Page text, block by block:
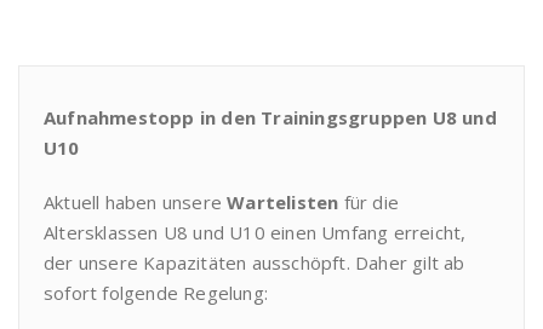
Aufnahmestopp in den Trainingsgruppen U8 und
U10
Aktuell haben unsereWartelisten für die
Altersklassen U8 und U10 einen Umfang erreicht,
der unsere Kapazitäten ausschöpft. Daher gilt ab
sofort folgende Regelung: